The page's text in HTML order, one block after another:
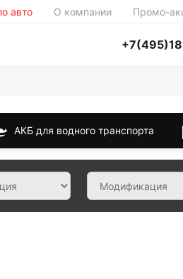
авто О компании Промо-
АКБ для водного транспорта